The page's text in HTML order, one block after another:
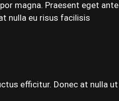
magna. Praesent eget ante
nulla eu risus facilisis
efficitur. Donec at nulla ut